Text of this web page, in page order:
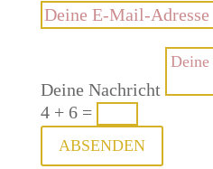
Deine Nachricht
4 + 6=
ABSENDEN